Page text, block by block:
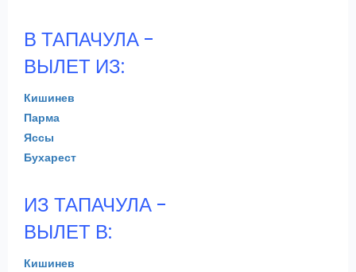
В ТАПАЧУЛА -
ВЫЛЕТ ИЗ:
Кишинев
Парма
Яссы
Бухарест
ИЗ ТАПАЧУЛА -
ВЫЛЕТ В:
Кишинев